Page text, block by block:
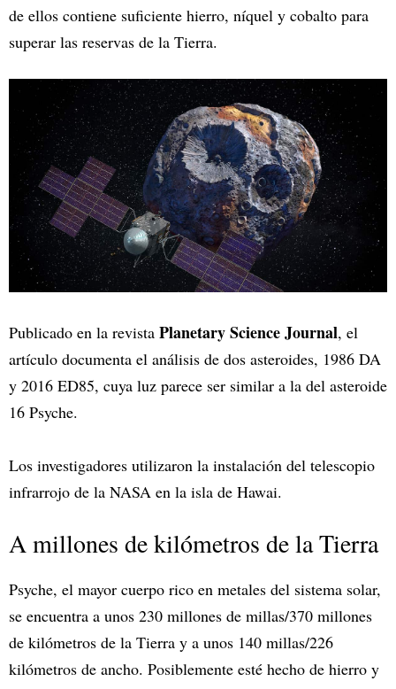
de ellos contiene suficiente hierro, níquel y cobalto para
superar las reservas de la Tierra.
Publicado en la revista Planetary Science Journal, el
artículo documenta el análisis de dos asteroides, 1986 DA
y 2016 ED85, cuya luz parece ser similar a la del asteroide
16 Psyche.
Los investigadores utilizaron la instalación del telescopio
infrarrojo de la NASA en la isla de Hawai.
A millones de kilómetros de la Tierra
Psyche, el mayor cuerpo rico en metales del sistema solar,
se encuentra a unos 230 millones de millas/370 millones
de kilómetros de la Tierra y a unos 140 millas/226
kilómetros de ancho. Posiblemente esté hecho de hierro y